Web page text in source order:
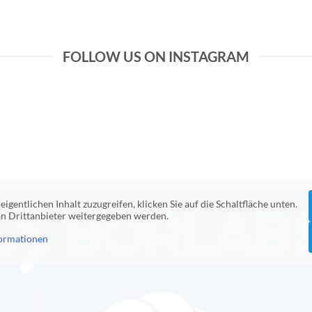
FOLLOW US ON INSTAGRAM
Inhalt zuzugreifen, klicken Sie auf die Schaltfläche unten.
Drittanbieter weitergegeben werden.